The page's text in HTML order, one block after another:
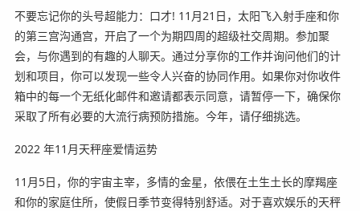
不要忘记你的头号超能力：口才! 11月21日，太阳飞入射手座和你
的第三宫沟通宫，开启了一个为期四周的超级社交周期。参加聚
会，与你遇到的有趣的人聊天。通过分享你的工作并询问他们的计
划和项目，你可以发现一些令人兴奋的协同作用。如果你对你收件
箱中的每一个无纸化邮件和邀请都表示同意，请暂停一下，确保你
采取了所有必要的大流行病预防措施。今年，请仔细挑选。
2022 年11月天秤座爱情运势️
11月5日，你的宇宙主宰，多情的金星，依偎在土生土长的摩羯座
和你的家庭住所，使假日季节变得特别舒适。对于喜欢娱乐的天秤